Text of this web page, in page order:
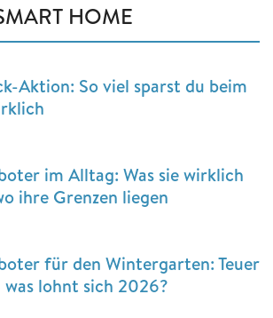
HOME
Aktion: So viel sparst du beim
im Alltag: Was sie wirklich
ihre Grenzen liegen
für den Wintergarten: Teuer
lohnt sich 2026?